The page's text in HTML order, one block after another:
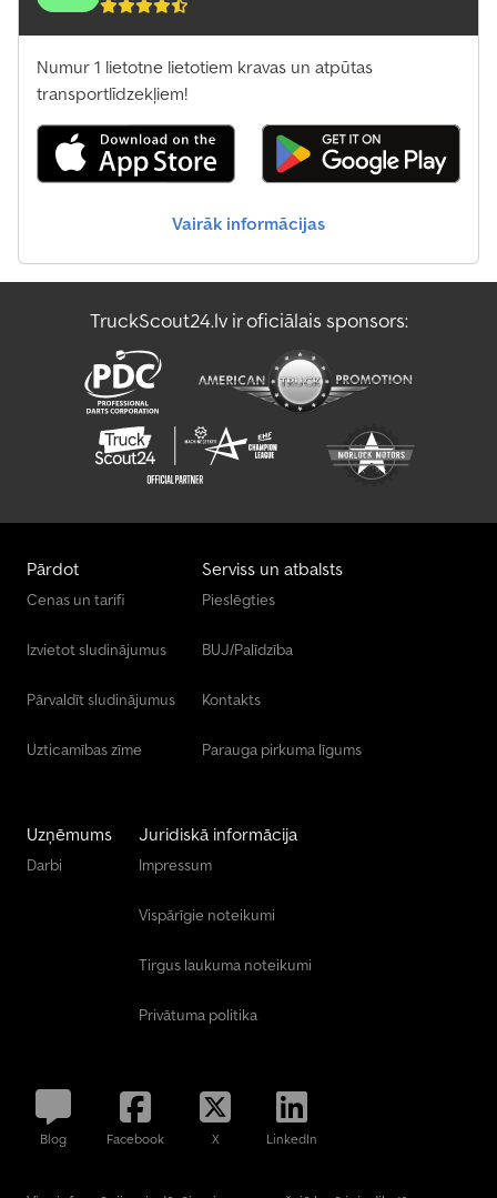
Numur 1 lietotne lietotiem kravas un atpūtas
transportlīdzekļiem!
Vairāk informācijas
TruckScout24.lv ir oficiālais sponsors:
Pārdot
Cenas un tarifi
Izvietot sludinājumus
Pārvaldīt sludinājumus
Uzticamības zīme
Serviss un atbalsts
Pieslēgties
BUJ/Palīdzība
Kontakts
Parauga pirkuma līgums
Uzņēmums
Darbi
Juridiskā informācija
Impressum
Vispārīgie noteikumi
Tirgus laukuma noteikumi
Privātuma politika
Blog Facebook X LinkedIn